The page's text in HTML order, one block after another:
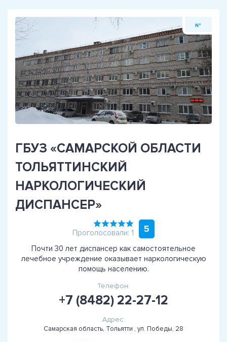
№
ГБУЗ «САМАРСКОЙ ОБЛАСТИ
ТОЛЬЯТТИНСКИЙ
НАРКОЛОГИЧЕСКИЙ
ДИСПАНСЕР»
Проголосовали: 1 5
Почти 30 лет диспансер как самостоятельное
лечебное учреждение оказывает наркологическую
помощь населению.
Телефон:
+7 (8482) 22-27-12
Адрес:
Самарская область, Тольятти , ул. Победы, 28